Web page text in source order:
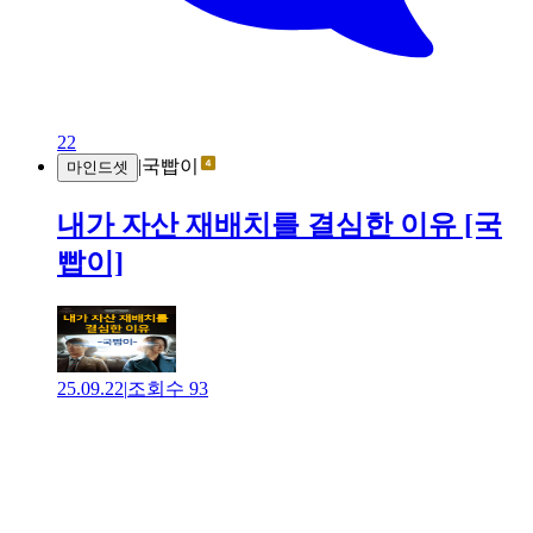
22
마인드셋 |국빱이
내가 자산 재배치를 결심한 이유 [국
빱이]
25.09.22|조회수 93